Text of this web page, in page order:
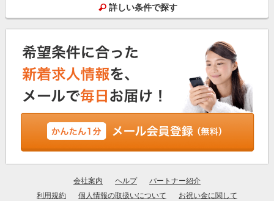
詳しい条件で探す
会社案内 ヘルプ
パートナー紹介
利用規約
個人情報の取扱いについて お祝い金に関して